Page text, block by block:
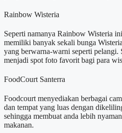
Rainbow Wisteria
Seperti namanya Rainbow Wisteria
memiliki banyak sekali bunga
yang berwarna-warni seperti pelangi.
menjadi spot foto favorit bagi para
FoodCourt Santerra
Foodcourt menyediakan berbagai
dan tempat yang luas dengan
sehingga membuat anda lebih
makanan.